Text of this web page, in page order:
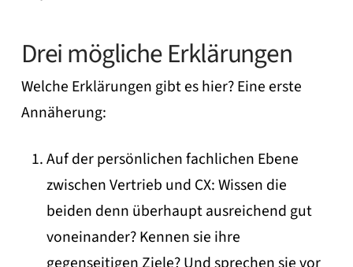
Drei mögliche Erklärungen
Welche Erklärungen gibt es hier? Eine erste
Annäherung:
Auf der persönlichen fachlichen Ebene
zwischen Vertrieb und CX: Wissen die
beiden denn überhaupt ausreichend gut
voneinander? Kennen sie ihre